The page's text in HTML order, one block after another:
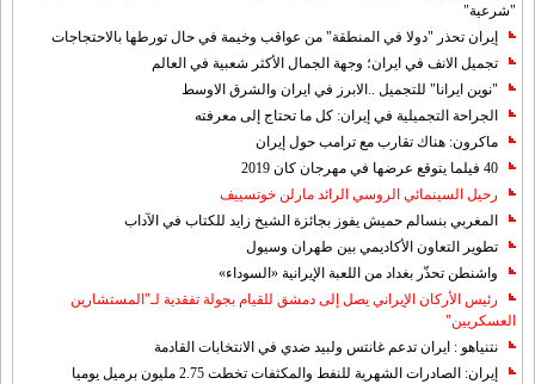
"شرعية"
إيران تحذر "دولا في المنطقة" من عواقب وخيمة في حال تورطها بالاحتجاجات
تجميل الانف في ايران؛ وجهة الجمال الأكثر شعبية في العالم
"نوين ايرانا" للتجميل ..الابرز في ايران والشرق الاوسط
الجراحة التجميلية في إيران: كل ما تحتاج إلى معرفته
ماكرون: هناك تقارب مع ترامب حول إيران
40 فيلما يتوقع عرضها في مهرجان كان 2019
رحيل السينمائي الروسي الرائد مارلن خوتسييف
المغربي بنسالم حميش يفوز بجائزة الشيخ زايد للكتاب في الآداب
تطوير التعاون الأكاديمي بين طهران وسيول
واشنطن تحذّر بغداد من اللعبة الإيرانية «السوداء»
رئيس الأركان الإيراني يصل إلى دمشق للقيام بجولة تفقدية لـ"المستشارين
العسكريين"
نتنياهو : ايران تدعم غانتس ولبيد ضدي في الانتخابات القادمة
إيران: الصادرات الشهریة للنفط والمكثفات تخطت 2.75 مليون برميل يوميا